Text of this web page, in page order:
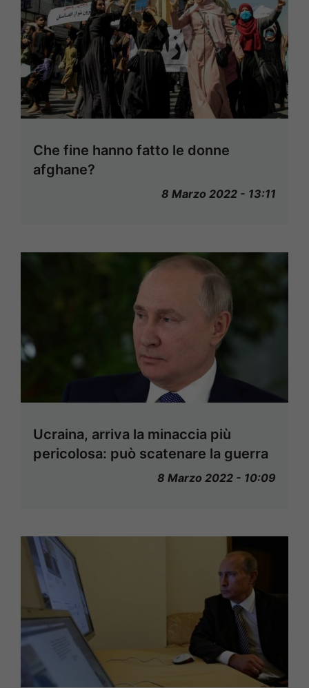
Che fine hanno fatto le donne
afghane?
8 Marzo 2022 - 13:11
Ucraina, arriva la minaccia più
pericolosa: può scatenare la guerra
8 Marzo 2022 - 10:09